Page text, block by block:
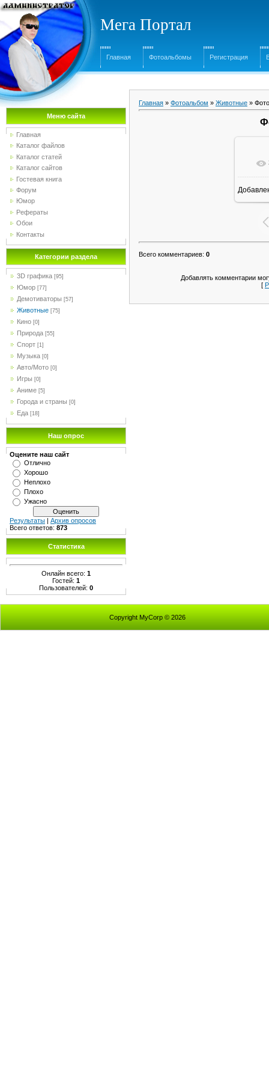
Мега Портал
Главная Фотоальбомы Регистрация
Меню сайта
Главная
Каталог файлов
Каталог статей
Каталог сайтов
Гостевая книга
Форум
Юмор
Рефераты
Обои
Контакты
Категории раздела
3D графика [95]
Юмор [77]
Демотиваторы [57]
Животные [75]
Кино [0]
Природа [55]
Спорт [1]
Музыка [0]
Авто/Мото [0]
Игры [0]
Аниме [5]
Города и страны [0]
Еда [18]
Наш опрос
Оцените наш сайт
Отлично
Хорошо
Неплохо
Плохо
Ужасно
Результаты | Архив опросов
Всего ответов: 873
Статистика
Онлайн всего: 1
Гостей: 1
Пользователей: 0
Главная » Фотоальбом » Животные »
Всего комментариев: 0
Добавлять комментарии
[
Copyright MyCorp © 2026